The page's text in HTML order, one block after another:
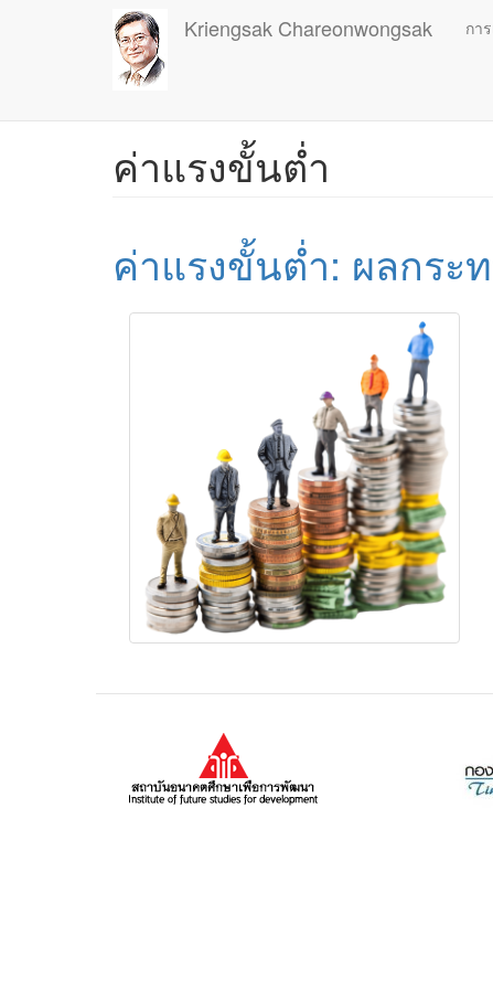
Kriengsak Chareonwongsak กา
ค่าแรงขั้นต่ำ
ค่าแรงขั้นต่ำ: ผลกระ